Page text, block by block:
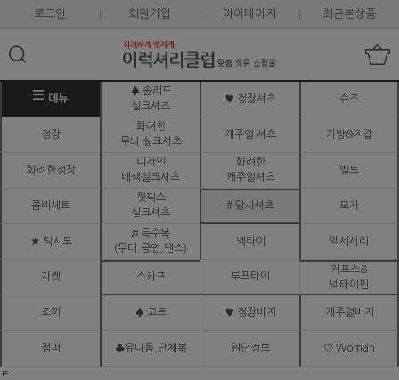
로그인 회원가입 마이페이지 최근본상품
메뉴
♠ 솔리드
실크셔츠
♥ 정장셔츠 슈즈
정장
화려한
무늬 실크셔츠
캐주얼 셔츠 가방&지갑
화려한정장
디자인
배색실크셔츠
화려한
캐주얼셔츠
벨트
콤비세트
핫픽스
실크셔츠
# 망사셔츠 모자
★ 턱시도
♬ 특수복
(무대.공연,댄스)
넥타이 액세서리
자켓 스카프 루프타이
커프스&
넥타이핀
조끼 ♠ 코트 ♥ 정장바지 캐주얼바지
점퍼 ♣유니폼,단체복 원단정보 ♡ Woman
ㅌ